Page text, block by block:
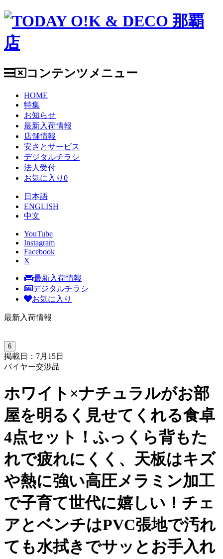
コンテンツメニュー
HOME
特集
お知らせ
最新入荷情報
店舗情報
安さとサービス
デジタルチラシ
法人受付
お気に入り 0
日本語
ENGLISH
中文
YouTube
Instagram
Facebook
X
最新入荷情報
デジタルチラシ
お気に入り
最新入荷情報
6
掲載日：7月15日
バイヤー交渉品
ホワイト×ナチュラルがお部
屋を明るく見せてくれる食卓
4点セット！ふっくら背もた
れで疲れにくく、天板はキズ
や熱に強い高圧メラミン加工
で子育て世代に嬉しい！チェ
アとベンチはPVC張地で汚れ
ても水拭きでサッとお手入れ